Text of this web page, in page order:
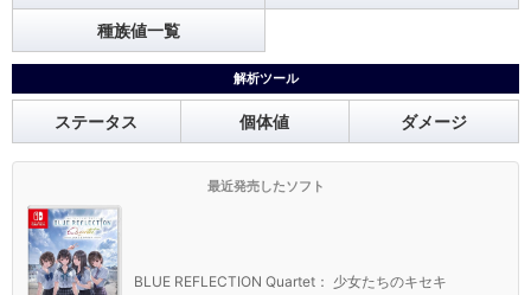
種族値一覧
解析ツール
ステータス 個体値 ダメージ
最近発売したソフト
BLUE REFLECTION Quartet： 少女たちのキセキ